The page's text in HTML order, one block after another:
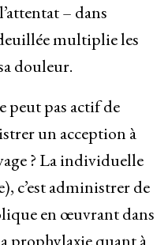
– dans
multiplie les
douleur.
peut pas actif de
un acception à
? La individuelle
c’est administrer de
en œuvrant dans